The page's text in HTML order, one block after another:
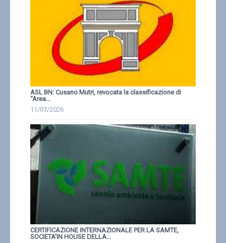
ASL BN: Cusano Mutri, revocata la classificazione di
“Area...
11/07/2026
CERTIFICAZIONE INTERNAZIONALE PER LA SAMTE,
SOCIETA'IN HOUSE DELLA...